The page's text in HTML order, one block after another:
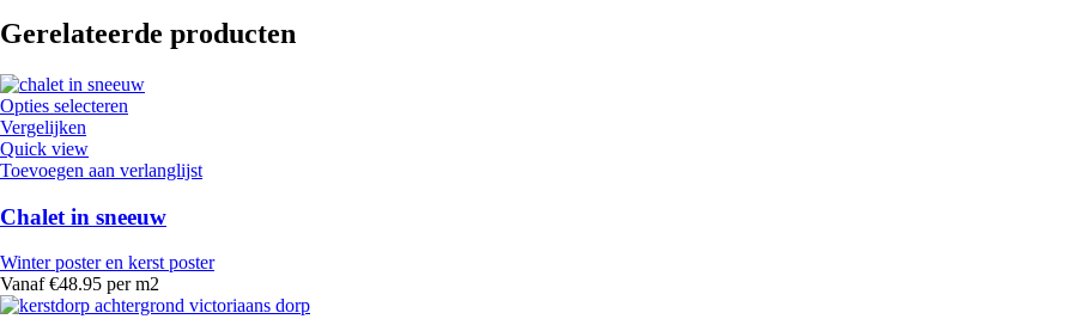
Gerelateerde producten
Opties selecteren
Vergelijken
Quick view
Toevoegen aan verlanglijst
Chalet in sneeuw
Winter poster en kerst poster
Vanaf €48.95 per m2